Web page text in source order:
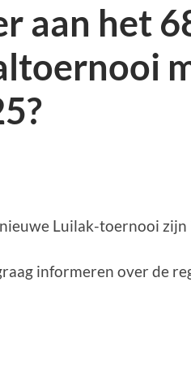
aan het
Luilak-toernooi
informeren over de